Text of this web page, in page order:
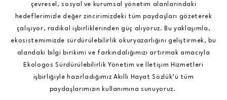
çevresel, sosyal ve kurumsal yönetim alanlarındaki
hedeflerimizle değer zincirimizdeki tüm paydaşları gözeterek
çalışıyor, radikal işbirliklerinden güç alıyoruz. Bu yaklaşımla,
ekosistemimizde sürdürülebilirlik okuryazarlığını geliştirmek, bu
alandaki bilgi birikimi ve farkındalığımızı artırmak amacıyla
Ekologos Sürdürülebilirlik Yönetim ve İletişim Hizmetleri
işbirliğiyle hazırladığımız Akıllı Hayat Sözlük’ü tüm
paydaşlarımızın kullanımına sunuyoruz.